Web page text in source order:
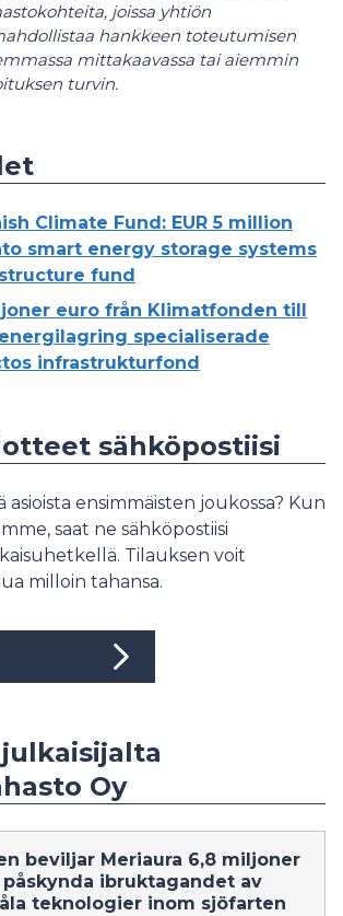
joissa yhtiön
hankkeen toteutumisen
mittakaavassa tai aiemmin
turvin.
Climate Fund: EUR 5 million
smart energy storage systems
fund
euro från Klimatfonden till
specialiserade
infrastrukturfond
sähköpostiisi
ensimmäisten joukossa? Kun
saat ne sähköpostiisi
Tilauksen voit
milloin tahansa.
Oy
beviljar Meriaura 6,8 miljoner
ibruktagandet av
teknologier inom sjöfarten